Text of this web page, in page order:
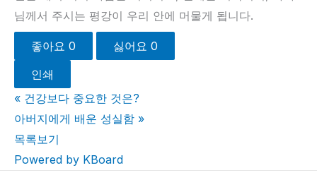
님께서 주시는 평강이 우리 안에 머물게 됩니다.
좋아요 0 싫어요 0
인쇄
« 건강보다 중요한 것은?
아버지에게 배운 성실함 »
목록보기
Powered by KBoard